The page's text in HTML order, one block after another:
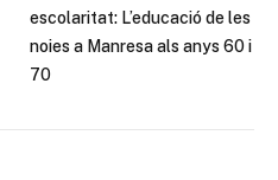
escolaritat: L’educació de les
noies a Manresa als anys 60 i
70